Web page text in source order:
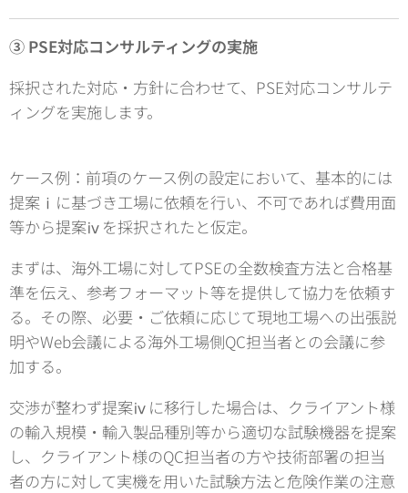
③ PSE対応コンサルティングの実施
採択された対応・方針に合わせて、PSE対応コンサルテ
ィングを実施します。
ケース例：前項のケース例の設定において、基本的には
提案ⅰに基づき工場に依頼を行い、不可であれば費用面
等から提案ⅳを採択されたと仮定。
まずは、海外工場に対してPSEの全数検査方法と合格基
準を伝え、参考フォーマット等を提供して協力を依頼す
る。その際、必要・ご依頼に応じて現地工場への出張説
明やWeb会議による海外工場側QC担当者との会議に参
加する。
交渉が整わず提案ⅳに移行した場合は、クライアント様
の輸入規模・輸入製品種別等から適切な試験機器を提案
し、クライアント様のQC担当者の方や技術部署の担当
者の方に対して実機を用いた試験方法と危険作業の注意